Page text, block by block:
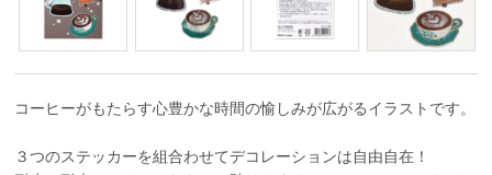
コーヒーがもたらす心豊かな時間の愉しみが広がるイラストです。
３つのステッカーを組合わせてデコレーションは自由自在！